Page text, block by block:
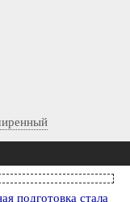
подготовка стала